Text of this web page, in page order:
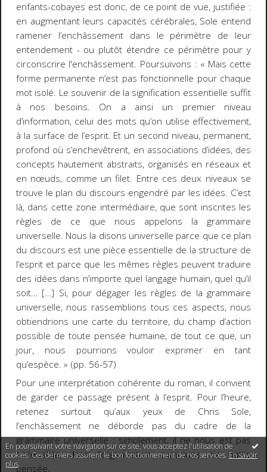
En poursuivant votre navigation sur ce site, vous acceptez l'utilisation de
cookies. Ces derniers assurent le bon fonctionnement de nos services. En savoir
plus.
enfants-cobayes est donc, de ce point de vue, justifiée :
en augmentant leurs capacités cérébrales, Sole entend
ramener l’enchâssement dans le périmètre de leur
entendement - ou plutôt étendre ce périmètre pour y
circonscrire l'enchâssement. Poursuivons : « Mais cette
forme permanente n’est pas fonctionnelle pour chaque
mot isolé. Le souvenir de la signification essentielle suffit
à nos besoins. On a ainsi un premier niveau
d’information, celui des mots qu’on utilise effectivement,
à la surface de l’esprit. Et un second niveau, permanent,
profond où s’enchevêtrent, en associations d’idées, des
concepts hautement abstraits, organisés en réseaux et
en nœuds, comme un filet. Entre ces deux niveaux se
trouve le plan du discours engendré par les idées. C’est
là, dans cette zone intermédiaire, que sont inscrites les
règles de ce que nous appelons la grammaire
universelle. Nous la disons universelle parce que ce plan
du discours est une pièce essentielle de la structure de
l’esprit et parce que les mêmes règles peuvent traduire
des idées dans n’importe quel langage humain, quel qu’il
soit… […] Si, pour dégager les règles de la grammaire
universelle, nous rassemblions tous ces aspects, nous
obtiendrions une carte du territoire, du champ d’action
possible de toute pensée humaine, de tout ce que, un
jour, nous pourrions vouloir exprimer en tant
qu’espèce. » (pp. 56-57)
Pour une interprétation cohérente du roman, il convient
de garder ce passage présent à l’esprit. Pour l’heure,
retenez surtout qu’aux yeux de Chris Sole,
l’enchâssement ne déborde pas du cadre de la
grammaire universelle : simplement, il ne nous est pas
accessible, dans l’organisation commune de notre
pensée.